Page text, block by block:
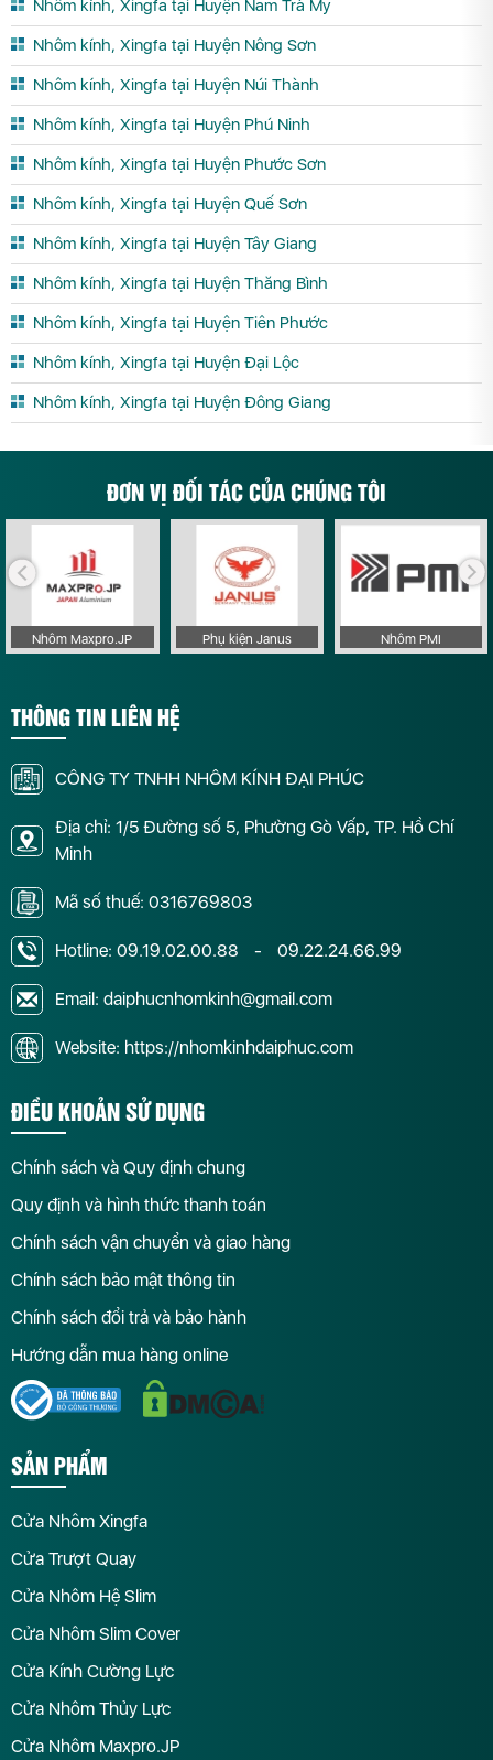
Nhôm kính, Xingfa tại Huyện Nam Trà My
Nhôm kính, Xingfa tại Huyện Nông Sơn
Nhôm kính, Xingfa tại Huyện Núi Thành
Nhôm kính, Xingfa tại Huyện Phú Ninh
Nhôm kính, Xingfa tại Huyện Phước Sơn
Nhôm kính, Xingfa tại Huyện Quế Sơn
Nhôm kính, Xingfa tại Huyện Tây Giang
Nhôm kính, Xingfa tại Huyện Thăng Bình
Nhôm kính, Xingfa tại Huyện Tiên Phước
Nhôm kính, Xingfa tại Huyện Đại Lộc
Nhôm kính, Xingfa tại Huyện Đông Giang
ĐƠN VỊ ĐỐI TÁC CỦA CHÚNG TÔI
Nhôm Maxpro.JP Phụ kiện Janus Nhôm PMI
THÔNG TIN LIÊN HỆ
CÔNG TY TNHH NHÔM KÍNH ĐẠI PHÚC
Địa chỉ: 1/5 Đường số 5, Phường Gò Vấp, TP. Hồ Chí
Minh
Mã số thuế: 0316769803
Hotline: 09.19.02.00.88 - 09.22.24.66.99
Email: daiphucnhomkinh@gmail.com
Website: https://nhomkinhdaiphuc.com
ĐIỀU KHOẢN SỬ DỤNG
Chính sách và Quy định chung
Quy định và hình thức thanh toán
Chính sách vận chuyển và giao hàng
Chính sách bảo mật thông tin
Chính sách đổi trả và bảo hành
Hướng dẫn mua hàng online
SẢN PHẨM
Cửa Nhôm Xingfa
Cửa Trượt Quay
Cửa Nhôm Hệ Slim
Cửa Nhôm Slim Cover
Cửa Kính Cường Lực
Cửa Nhôm Thủy Lực
Cửa Nhôm Maxpro.JP